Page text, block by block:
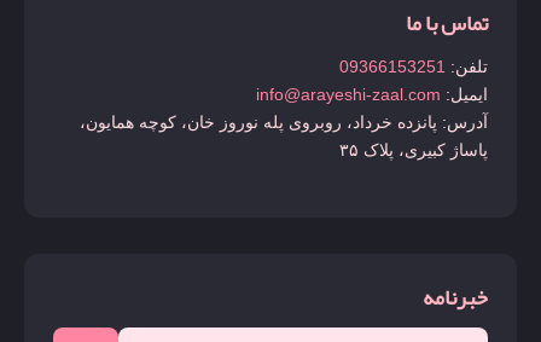
تماس با ما
تلفن: 09366153251
ایمیل: info@arayeshi-zaal.com
آدرس: پانزده خرداد، روبروی پله نوروز خان، کوچه همایون،
پاساژ کبیری، پلاک ۳۵
خبرنامه